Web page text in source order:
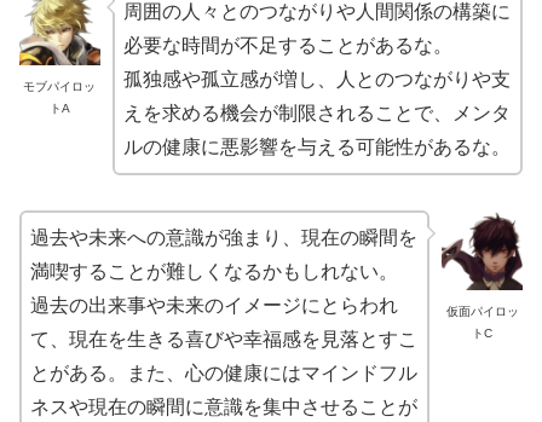
モブパイロッ
トA
周囲の人々とのつながりや人間関係の構築に
必要な時間が不足することがあるな。
孤独感や孤立感が増し、人とのつながりや支
えを求める機会が制限されることで、メンタ
ルの健康に悪影響を与える可能性があるな。
仮面パイロッ
トC
過去や未来への意識が強まり、現在の瞬間を
満喫することが難しくなるかもしれない。
過去の出来事や未来のイメージにとらわれ
て、現在を生きる喜びや幸福感を見落とすこ
とがある。また、心の健康にはマインドフル
ネスや現在の瞬間に意識を集中させることが